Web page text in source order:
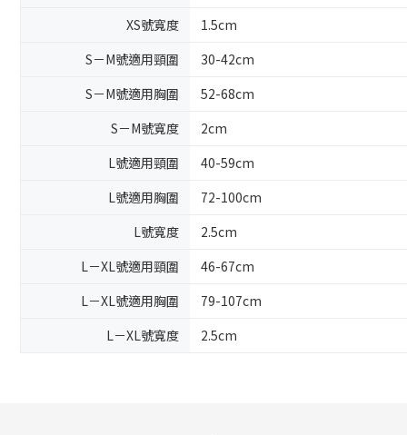
XS號寬度
1.5cm
S－M號適用頸圍
30-42cm
S－M號適用胸圍
52-68cm
S－M號寬度
2cm
L號適用頸圍
40-59cm
L號適用胸圍
72-100cm
L號寬度
2.5cm
L－XL號適用頸圍
46-67cm
L－XL號適用胸圍
79-107cm
L－XL號寬度
2.5cm